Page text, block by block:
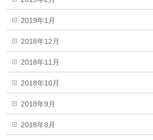
2019年1月
2018年12月
2018年11月
2018年10月
2018年9月
2018年8月